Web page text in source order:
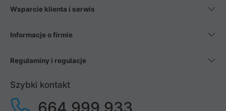
Wsparcie klienta i serwis
Informacje o firmie
Regulaminy i regulacje
Szybki kontakt